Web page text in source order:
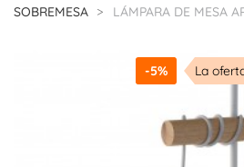
SOBREMESA
LÁMPARA DE MESA
-5% La